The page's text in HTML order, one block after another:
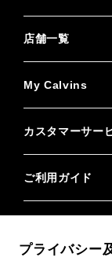
店舗一覧
My Calvins
カスタマーサー
ご利用ガイド
プライバシー